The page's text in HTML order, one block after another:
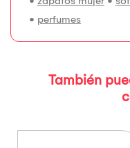
• perfumes
También